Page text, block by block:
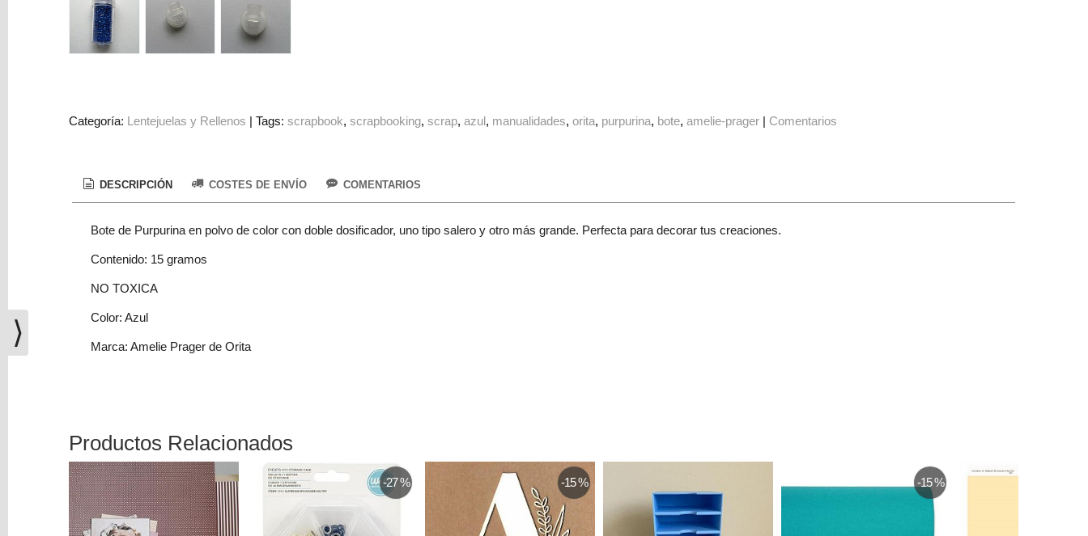
Marcas
Redes
Facebook
Youtube
Categoría: Lentejuelas y Rellenos |Tags:scrapbook scrapbooking scrap azul manualidades orita purpurina bote amelie-prager | Comentarios
DESCRIPCIÓN COSTES DE ENVÍO COMENTARIOS
Bote de Purpurina en polvo de color con doble dosificador, uno tipo salero y otro más grande. Perfecta para decorar tus creaciones.
Contenido: 15 gramos
NO TOXICA
Color: Azul
Marca: Amelie Prager de Orita
Productos Relacionados
-15 % -17 % -17 %
⟩